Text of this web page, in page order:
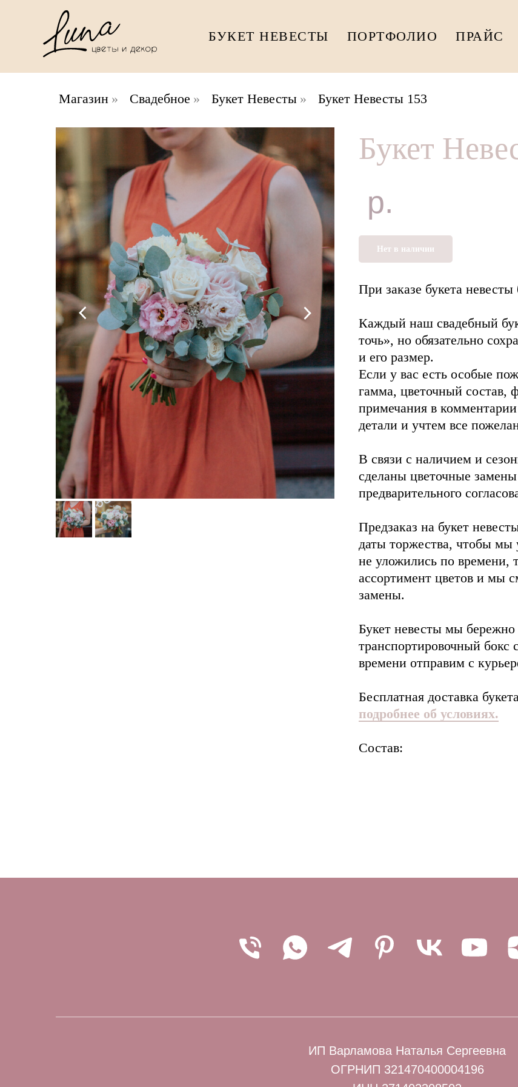
БУКЕТ НЕВЕСТЫ ПОРТФОЛИО ПРАЙС
Магазин » Свадебное » Букет Невесты » Букет Невесты 153
Букет
р.
Нет в наличии
При заказе букета
Каждый наш свадебный
точь», но обязательно
и его размер.
Если у вас есть особые
гамма, цветочный состав,
примечания в
детали и учтем все
В связи с наличием и
сделаны цветочные
предварительного
Предзаказ на букет
даты торжества, чтобы мы
не уложились по времени,
ассортимент цветов и мы
замены.
Букет невесты мы
транспортировочный бокс
времени отправим с
Бесплатная доставка
подробнее об условиях.
Состав:
ИП Варламова Наталья Сергеевна
ОГРНИП 321470400004196